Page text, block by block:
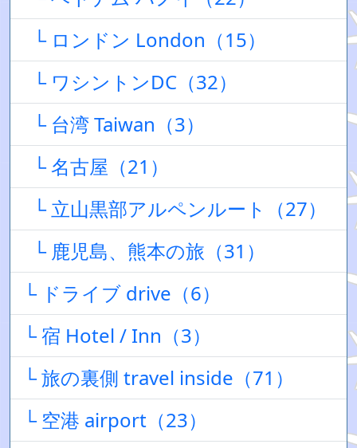
└ ロンドン London（15）
└ ワシントンDC（32）
└ 台湾 Taiwan（3）
└ 名古屋（21）
└ 立山黒部アルペンルート（27）
└ 鹿児島、熊本の旅（31）
└ ドライブ drive（6）
└ 宿 Hotel / Inn（3）
└ 旅の裏側 travel inside（71）
└ 空港 airport（23）